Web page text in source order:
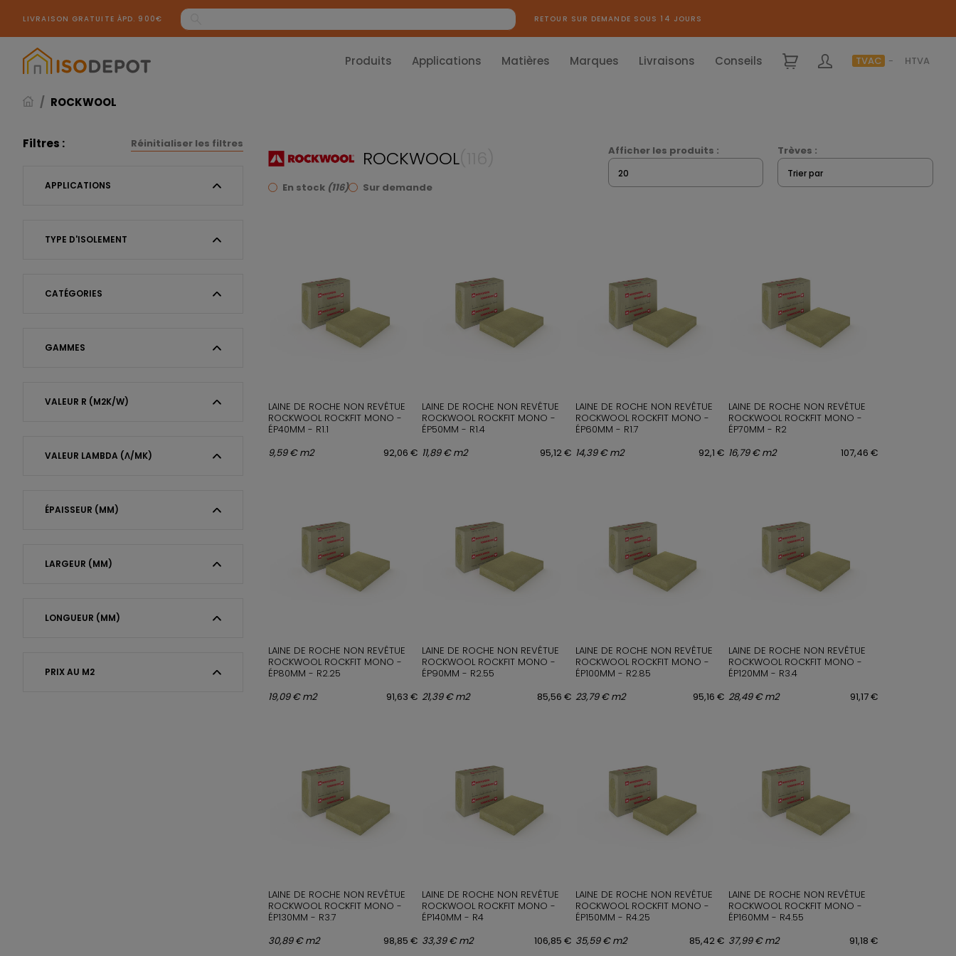
LIVRAISON GRATUITE ÀPD. 900€ RETOUR SUR DEMANDE SOUS 14 JOURS
Produits Applications Matières Marques Livraisons Conseils TVAC HTVA
ROCKWOOL
Filtres : Réinitialiser les filtres
APPLICATIONS
TYPE D'ISOLEMENT
CATÉGORIES
GAMMES
VALEUR R (M2K/W)
VALEUR LAMBDA (Λ/MK)
ÉPAISSEUR (MM)
LARGEUR (MM)
LONGUEUR (MM)
PRIX AU M2
ROCKWOOL(116)
En stock (116) Sur demande
Afficher les produits :
20
Trèves :
Trier par
LAINE DE ROCHE NON REVÊTUE
ROCKWOOL ROCKFIT MONO -
ÉP40MM - R1.1
92,06 €
9,59 € m2
LAINE DE ROCHE NON REVÊTUE
ROCKWOOL ROCKFIT MONO -
ÉP50MM - R1.4
95,12 €
11,89 € m2
LAINE DE ROCHE NON REVÊTUE
ROCKWOOL ROCKFIT MONO -
ÉP60MM - R1.7
92,1 €
14,39 € m2
LAINE DE ROCHE NON REVÊTUE
ROCKWOOL ROCKFIT MONO -
ÉP70MM - R2
107,46 €
16,79 € m2
LAINE DE ROCHE NON REVÊTUE
ROCKWOOL ROCKFIT MONO -
ÉP80MM - R2.25
91,63 €
19,09 € m2
LAINE DE ROCHE NON REVÊTUE
ROCKWOOL ROCKFIT MONO -
ÉP90MM - R2.55
85,56 €
21,39 € m2
LAINE DE ROCHE NON REVÊTUE
ROCKWOOL ROCKFIT MONO -
ÉP100MM - R2.85
95,16 €
23,79 € m2
LAINE DE ROCHE NON REVÊTUE
ROCKWOOL ROCKFIT MONO -
ÉP120MM - R3.4
91,17 €
28,49 € m2
LAINE DE ROCHE NON REVÊTUE
ROCKWOOL ROCKFIT MONO -
ÉP130MM - R3.7
98,85 €
30,89 € m2
LAINE DE ROCHE NON REVÊTUE
ROCKWOOL ROCKFIT MONO -
ÉP140MM - R4
106,85 €
33,39 € m2
LAINE DE ROCHE NON REVÊTUE
ROCKWOOL ROCKFIT MONO -
ÉP150MM - R4.25
85,42 €
35,59 € m2
LAINE DE ROCHE NON REVÊTUE
ROCKWOOL ROCKFIT MONO -
ÉP160MM - R4.55
91,18 €
37,99 € m2